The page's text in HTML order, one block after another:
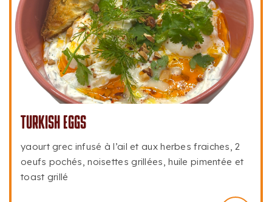
TURKISH EGGS
yaourt grec infusé à l’ail et aux herbes fraiches, 2
oeufs pochés, noisettes grillées, huile pimentée et
toast grillé